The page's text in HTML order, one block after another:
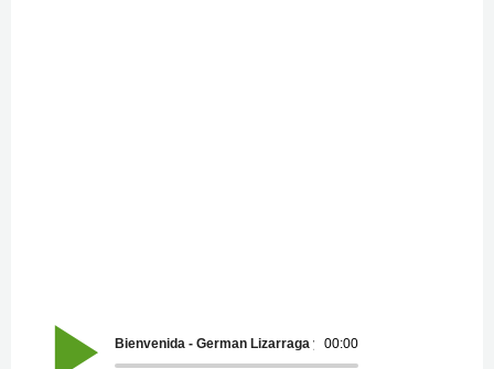
00:00
Bienvenida - German Lizarraga y su Banda Estrellas de